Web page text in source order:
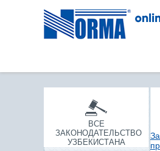
ВСЕ
ЗАКОНОДАТЕЛЬСТВО
УЗБЕКИСТАНА